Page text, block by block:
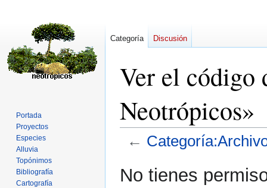
Ver el código
Neotrópicos»
←
aaNo tienes
Categoría Discusión
Portada
Proyectos
Especies
Alluvia
Topónimos
Bibliografía
Cartografía